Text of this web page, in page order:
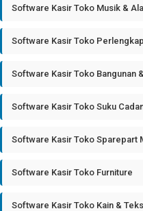
Software Kasir Toko Musik &
Software Kasir Toko
Software Kasir Toko Bangunan
Software Kasir Toko Suku
Software Kasir Toko Sparepart
Software Kasir Toko Furniture
Software Kasir Toko Kain &